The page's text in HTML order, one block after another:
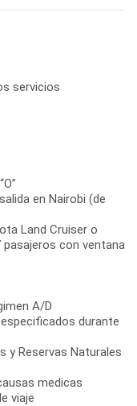
servicios
en Nairobi (de
Land Cruiser o
con ventana
A/D
durante
y Reservas Naturales
medicas
viaje